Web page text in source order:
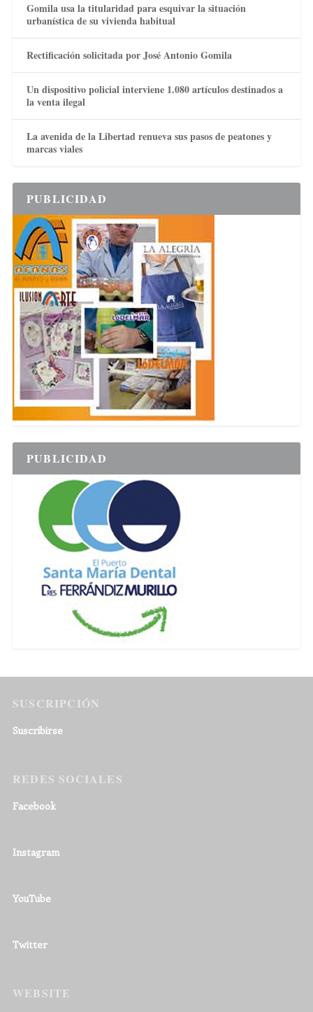
Gomila usa la titularidad para esquivar la situación
urbanística de su vivienda habitual
Rectificación solicitada por José Antonio Gomila
Un dispositivo policial interviene 1.080 artículos destinados a
la venta ilegal
La avenida de la Libertad renueva sus pasos de peatones y
marcas viales
PUBLICIDAD
PUBLICIDAD
SUSCRIPCIÓN
Suscribirse
REDES SOCIALES
Facebook
Instagram
YouTube
Twitter
WEBSITE